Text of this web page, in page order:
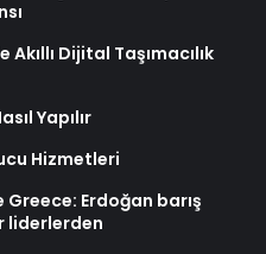
Akıllı Dijital Taşımacılık
Yapılır
Hizmetleri
Erdoğan barış
liderlerden